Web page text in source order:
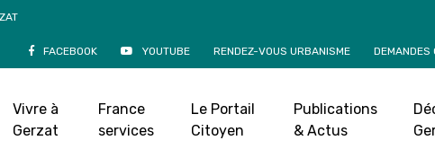
FACEBOOK YOUTUBE RENDEZ-VOUS URBANISME DEMANDES
Vivre à
Gerzat
France
services
Le Portail
Citoyen
Publications
& Actus
Accueil»Agenda